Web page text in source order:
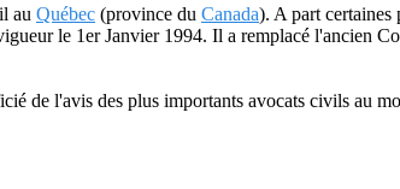
au Québec (province du Canada). A part certaines
le 1er Janvier 1994. Il a remplacé l'ancien
de l'avis des plus importants avocats civils au